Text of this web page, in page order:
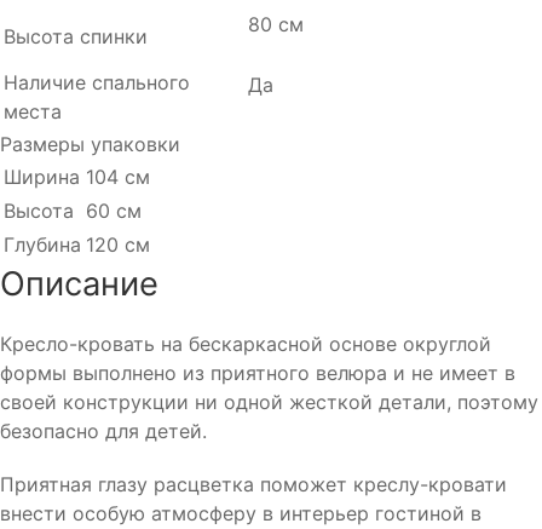
Высота спинки 80 см
Наличие спального
места
Да
Размеры упаковки
Ширина 104 см
Высота 60 см
Глубина 120 см
Описание
Кресло-кровать на бескаркасной основе округлой
формы выполнено из приятного велюра и не имеет в
своей конструкции ни одной жесткой детали, поэтому
безопасно для детей.
Приятная глазу расцветка поможет креслу-кровати
внести особую атмосферу в интерьер гостиной в